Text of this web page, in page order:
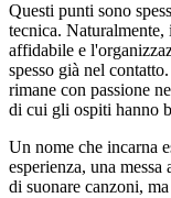
Questi punti sono
tecnica. Naturalmente,
affidabile e
spesso già nel
rimane con passione
di cui gli ospiti hanno
Un nome che incarna
esperienza, una
di suonare canzoni,